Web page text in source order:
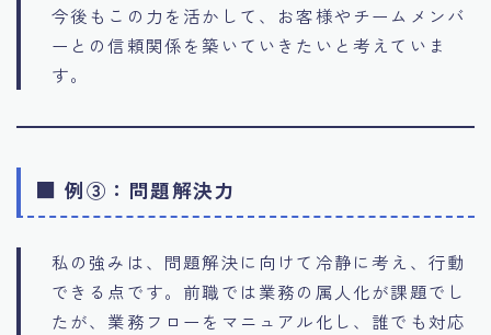
今後もこの力を活かして、お客様やチームメンバ
ーとの信頼関係を築いていきたいと考えていま
す。
■ 例③：問題解決力
私の強みは、問題解決に向けて冷静に考え、行動
できる点です。前職では業務の属人化が課題でし
たが、業務フローをマニュアル化し、誰でも対応